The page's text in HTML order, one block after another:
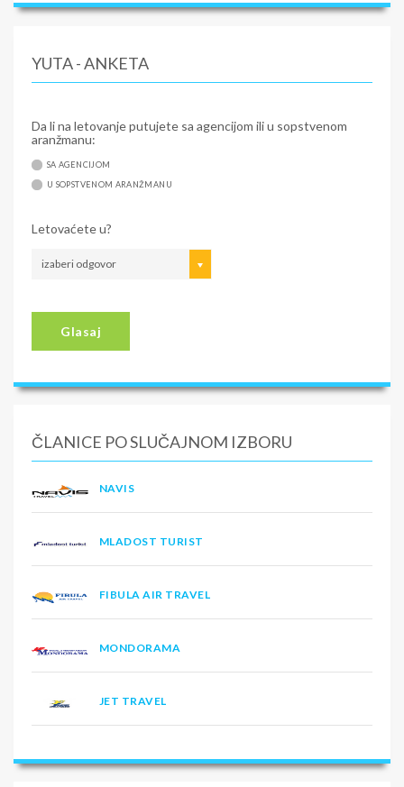
YUTA - ANKETA
Da li na letovanje putujete sa agencijom ili u sopstvenom
aranžmanu:
SA AGENCIJOM
U SOPSTVENOM ARANŽMANU
Letovaćete u?
izaberi odgovor
Glasaj
ČLANICE PO SLUČAJNOM IZBORU
NAVIS
MLADOST TURIST
FIBULA AIR TRAVEL
MONDORAMA
JET TRAVEL